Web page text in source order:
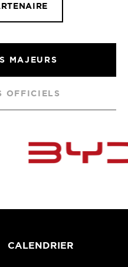
MAJEURS
OFFICIELS
CALENDRIER